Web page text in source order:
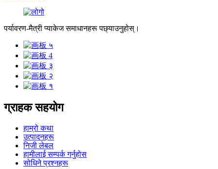
पर्यावरण-मैत्री प्याकेज समाधानहरू पछ्याउनुहोस्।
ग्राहक सहयोग
हाम्रो कथा
उत्पादनहरू
निजी लेबल
हामीलाई सम्पर्क गर्नुहोस
सोधिने प्रश्नहरू